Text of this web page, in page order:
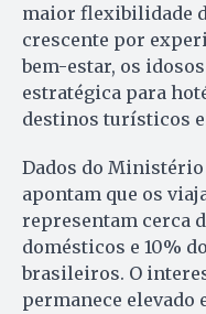
maior flexibilidade
crescente por
bem-estar, os
estratégica para
destinos turísticos
Dados do Ministério
apontam que os
representam cerca
domésticos e 10%
brasileiros. O
permanece elevado